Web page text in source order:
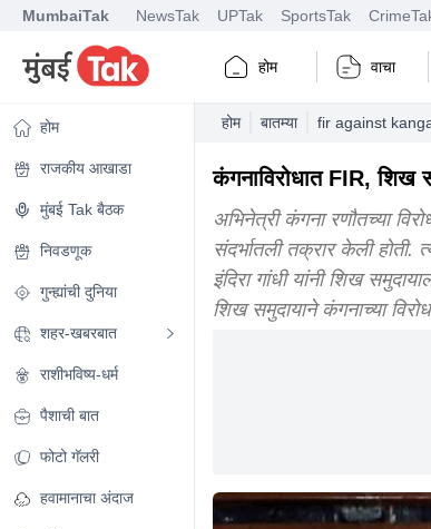
MumbaiTak NewsTak UPTak SportsTak
होम वाचा
होम
राजकीय आखाडा
मुंबई Tak बैठक
निवडणूक
गुन्ह्यांची दुनिया
शहर-खबरबात
राशीभविष्य-धर्म
पैशाची बात
फोटो गॅलरी
हवामानाचा अंदाज
होम बातम्या fir against
कंगनाविरोधात FIR, शिख
अभिनेत्री कंगना रणौतच्या
संदर्भातली तक्रार केली होती.
इंदिरा गांधी यांनी शिख
शिख समुदायाने कंगनाच्या